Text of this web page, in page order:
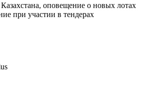
оповещение о новых лотах
при участии в тендерах